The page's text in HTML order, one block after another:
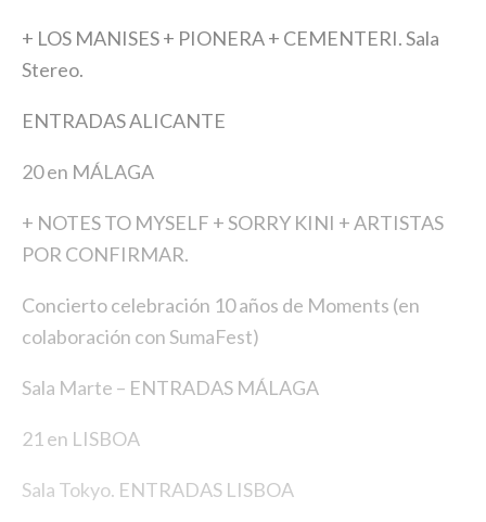
+ LOS MANISES + PIONERA + CEMENTERI. Sala
Stereo.
ENTRADAS ALICANTE
20 en MÁLAGA
+ NOTES TO MYSELF + SORRY KINI + ARTISTAS
POR CONFIRMAR.
Concierto celebración 10 años de Moments (en
colaboración con SumaFest)
Sala Marte – ENTRADAS MÁLAGA
21 en LISBOA
Sala Tokyo. ENTRADAS LISBOA